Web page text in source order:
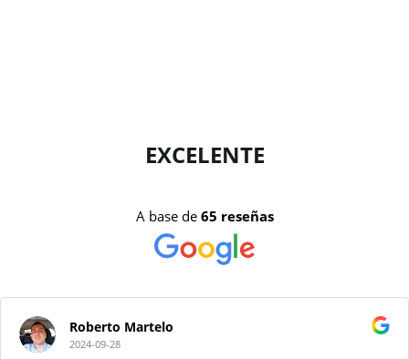
EXCELENTE
A base de 65 reseñas
Roberto Martelo
2024-09-28